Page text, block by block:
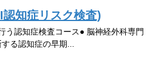
知症リスク検査)
う認知症検査コース● 脳神経外科専門
る認知症の早期...